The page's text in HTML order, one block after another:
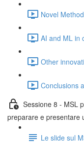
Novel
AI and ML in
Other
Conclusions
Sessione 8 - MSL
preparare e presentare
Le slide sul